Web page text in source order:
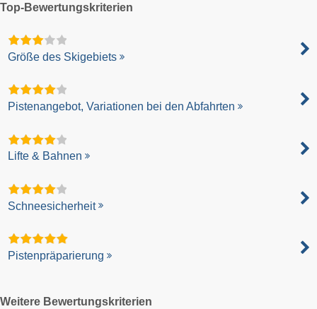
Top-Bewertungskriterien
Größe des Skigebiets
Pistenangebot, Variationen bei den Abfahrten
Lifte & Bahnen
Schneesicherheit
Pistenpräparierung
Weitere Bewertungskriterien